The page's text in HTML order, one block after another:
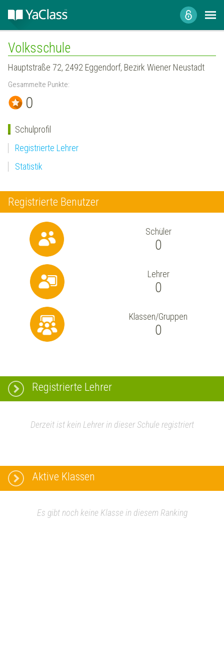
Volksschule
Hauptstraße 72, 2492 Eggendorf, Bezirk Wiener Neustadt
Gesammelte Punkte:
0
Schulprofil
Registrierte Lehrer
Statistik
Registrierte Benutzer
Schüler
0
Lehrer
0
Klassen/Gruppen
0
Registrierte Lehrer
Derzeit ist kein Lehrer in dieser Schule registriert
Aktive Klassen
Es gibt noch keine Klasse in diesem Ranking